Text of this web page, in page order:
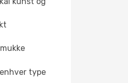
type